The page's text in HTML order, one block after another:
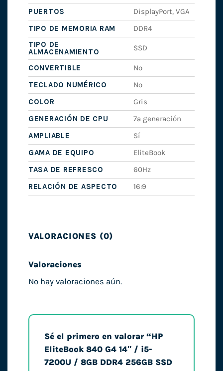
PUERTOS
DisplayPort, VGA
TIPO DE MEMORIA RAM
DDR4
TIPO DE
ALMACENAMIENTO
SSD
CONVERTIBLE
No
TECLADO NUMÉRICO
No
COLOR
Gris
GENERACIÓN DE CPU
7ª generación
AMPLIABLE
Sí
GAMA DE EQUIPO
EliteBook
TASA DE REFRESCO
60Hz
RELACIÓN DE ASPECTO
16:9
VALORACIONES (0)
Valoraciones
No hay valoraciones aún.
Sé el primero en valorar “HP
EliteBook 840 G4 14″ / i5-
7200U / 8GB DDR4 256GB SSD